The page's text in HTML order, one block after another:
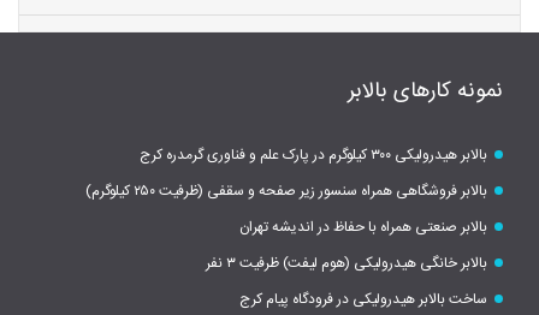
نمونه کارهای بالابر
بالابر هیدرولیکی ۳۰۰ کیلوگرم در پارک علم و فناوری گرمدره کرج
بالابر فروشگاهی همراه سنسور زیر صفحه و سقفی (ظرفیت ۲۵۰ کیلوگرم)
بالابر صنعتی همراه با حفاظ در اندیشه تهران
بالابر خانگی هیدرولیکی (هوم لیفت) ظرفیت ۳ نفر
ساخت بالابر هیدرولیکی در فرودگاه پیام کرج